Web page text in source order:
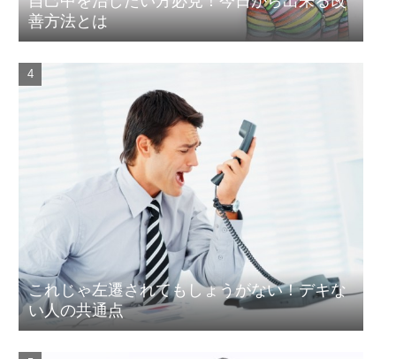
善方法とは
これじゃ左遷されてもしょうがない！デキな
い人の共通点